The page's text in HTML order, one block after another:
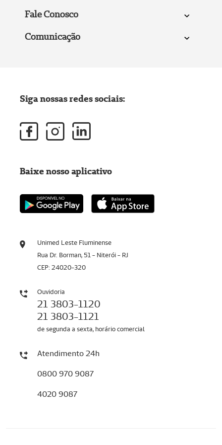
Fale Conosco
Comunicação
Unimed Leste Fluminense
Rua Dr. Borman, 51 - Niterói - RJ
CEP: 24020-320
Ouvidoria
21 3803-1120
21 3803-1121
de segunda a sexta, horário comercial
Atendimento 24h
0800 970 9087
4020 9087
Siga nossas redes sociais:
Baixe nosso aplicativo